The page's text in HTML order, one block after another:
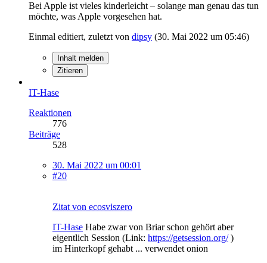
Bei Apple ist vieles kinderleicht – solange man genau das tun
möchte, was Apple vorgesehen hat.
Einmal editiert, zuletzt von dipsy (30. Mai 2022 um 05:46)
Inhalt melden
Zitieren
IT-Hase
Reaktionen
776
Beiträge
528
30. Mai 2022 um 00:01
#20
Zitat von ecosviszero
IT-Hase Habe zwar von Briar schon gehört aber
eigentlich Session (Link: https://getsession.org/)
im Hinterkopf gehabt ... verwendet onion